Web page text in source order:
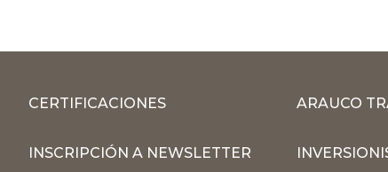
CERTIFICACIONES ARAUCO
INSCRIPCIÓN A NEWSLETTER